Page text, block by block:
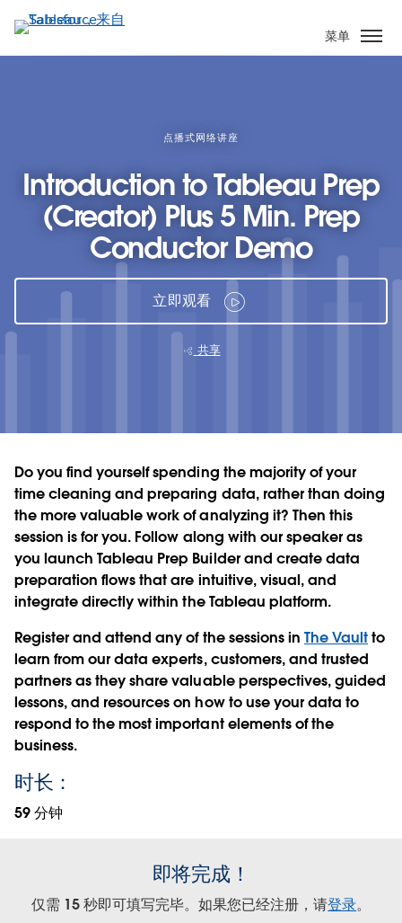
转
到
菜单
点播式网络讲座
Introduction to Tableau Prep
(Creator) Plus 5 Min. Prep
Conductor Demo
立即观看
共享
Do you find yourself spending the majority of your
time cleaning and preparing data, rather than doing
the more valuable work of analyzing it? Then this
session is for you. Follow along with our speaker as
you launch Tableau Prep Builder and create data
preparation flows that are intuitive, visual, and
integrate directly within the Tableau platform.
Register and attend any of the sessions in The Vaultto
learn from our data experts, customers, and trusted
partners as they share valuable perspectives, guided
lessons, and resources on how to use your data to
respond to the most important elements of the
business.
时长：
59 分钟
即将完成！
仅需 15 秒即可填写完毕。如果您已经注册，请登录。